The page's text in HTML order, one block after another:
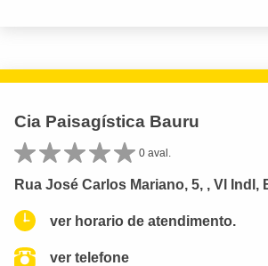
Cia Paisagística Bauru
0 aval.
Rua José Carlos Mariano, 5, , Vl Indl,
ver horario de atendimento.
ver telefone